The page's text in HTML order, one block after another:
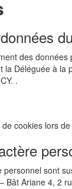
des
la Déléguée à la
.
cookies lors
sont
Bât Ariane 4, 2